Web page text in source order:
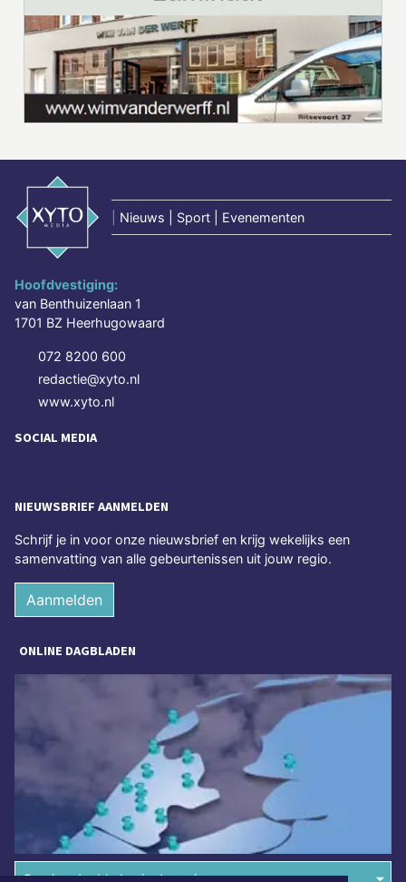
Nieuws | Sport | Evenementen
Hoofdvestiging:
van Benthuizenlaan 1
1701 BZ Heerhugowaard
072 8200 600
redactie@xyto.nl
www.xyto.nl
SOCIAL MEDIA
NIEUWSBRIEF AANMELDEN
Schrijf je in voor onze nieuwsbrief en krijg wekelijks een
samenvatting van alle gebeurtenissen uit jouw regio.
Aanmelden
ONLINE DAGBLADEN